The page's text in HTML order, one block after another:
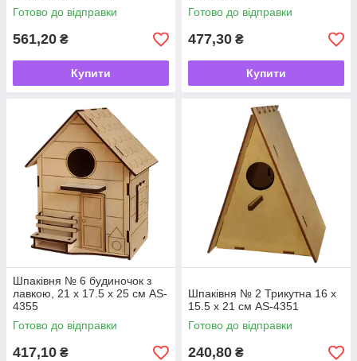
Готово до відправки
561,20 ₴
Купити
Готово до відправки
477,30 ₴
Купити
Шпаківня № 6 будиночок з
лавкою, 21 х 17.5 х 25 см AS-
4355
Готово до відправки
417,10 ₴
Шпаківня № 2 Трикутна 16 х
15.5 х 21 см AS-4351
Готово до відправки
240,80 ₴